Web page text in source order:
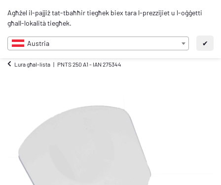
Agħżel il-pajjiż tat-tbaħħir tiegħek biex tara l-prezzijiet u l-oġġetti
għall-lokalità tiegħek.
Austria ✔
MT
Lura għal-lista PNTS 250 A1 - IAN 275344